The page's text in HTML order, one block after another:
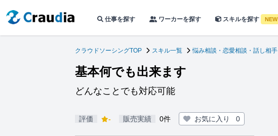
仕事を探す ワーカーを探す スキルを探す NEW
クラウドソーシングTOP スキル一覧 悩み相談・恋愛相談・話し相手
基本何でも出来ます
どんなことでも対応可能
評価 - 販売実績 0件 お気に入り 0